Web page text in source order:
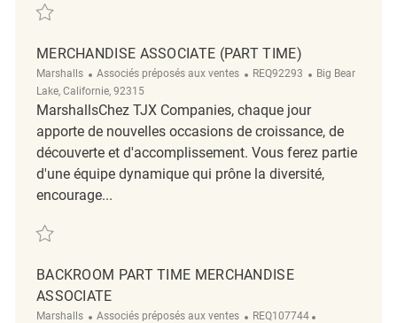
Sauvegarder Part Time Merchandise Associate REQ137633
MERCHANDISE ASSOCIATE (PART TIME)
Marshalls Catégorie
Associés préposés aux ventes ReqId
REQ92293 Emplacement
Big Bear
Lake, Californie, 92315
MarshallsChez TJX Companies, chaque jour
apporte de nouvelles occasions de croissance, de
découverte et d'accomplissement. Vous ferez partie
d'une équipe dynamique qui prône la diversité,
encourage...
Sauvegarder Merchandise Associate (Part Time) REQ92293
BACKROOM PART TIME MERCHANDISE
ASSOCIATE
Marshalls Catégorie
Associés préposés aux ventes ReqId
REQ107744